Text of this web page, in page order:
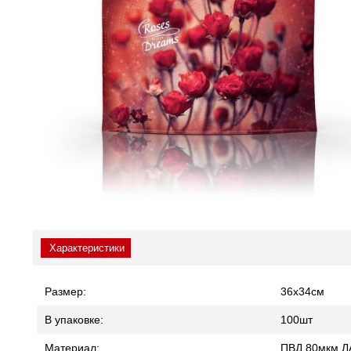
Характеристики
Размер: 36x34см
В упаковке: 100шт
Материал: ПВД 80мкм